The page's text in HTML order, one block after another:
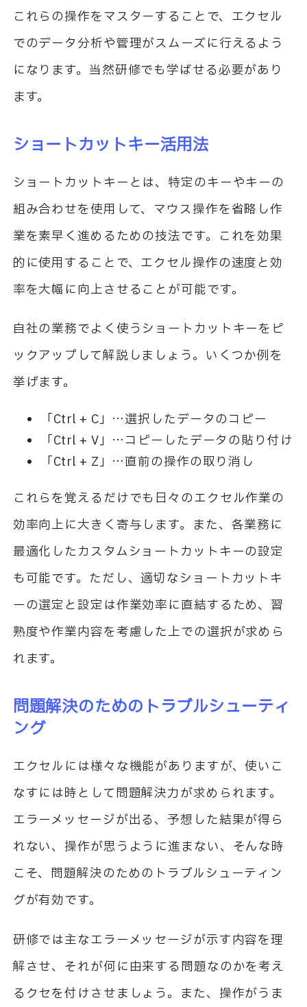
これらの操作をマスターすることで、エクセル
でのデータ分析や管理がスムーズに行えるよう
になります。当然研修でも学ばせる必要があり
ます。
ショートカットキー活用法
ショートカットキーとは、特定のキーやキーの
組み合わせを使用して、マウス操作を省略し作
業を素早く進めるための技法です。これを効果
的に使用することで、エクセル操作の速度と効
率を大幅に向上させることが可能です。
自社の業務でよく使うショートカットキーをピ
ックアップして解説しましょう。いくつか例を
挙げます。
「Ctrl + C」…選択したデータのコピー
「Ctrl + V」…コピーしたデータの貼り付け
「Ctrl + Z」…直前の操作の取り消し
これらを覚えるだけでも日々のエクセル作業の
効率向上に大きく寄与します。また、各業務に
最適化したカスタムショートカットキーの設定
も可能です。ただし、適切なショートカットキ
ーの選定と設定は作業効率に直結するため、習
熟度や作業内容を考慮した上での選択が求めら
れます。
問題解決のためのトラブルシューティ
ング
エクセルには様々な機能がありますが、使いこ
なすには時として問題解決力が求められます。
エラーメッセージが出る、予想した結果が得ら
れない、操作が思うように進まない、そんな時
こそ、問題解決のためのトラブルシューティン
グが有効です。
研修では主なエラーメッセージが示す内容を理
解させ、それが何に由来する問題なのかを考え
るクセを付けさせましょう。また、操作がうま